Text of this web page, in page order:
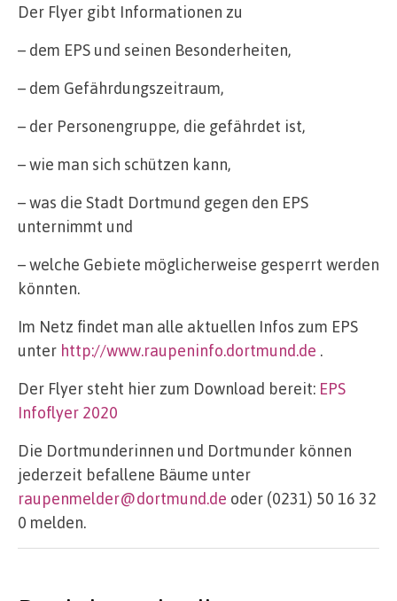
Der Flyer gibt Informationen zu
– dem EPS und seinen Besonderheiten,
– dem Gefährdungszeitraum,
– der Personengruppe, die gefährdet ist,
– wie man sich schützen kann,
– was die Stadt Dortmund gegen den EPS
unternimmt und
– welche Gebiete möglicherweise gesperrt werden
könnten.
Im Netz findet man alle aktuellen Infos zum EPS
unter http://www.raupeninfo.dortmund.de .
Der Flyer steht hier zum Download bereit: EPS
Infoflyer 2020
Die Dortmunderinnen und Dortmunder können
jederzeit befallene Bäume unter
raupenmelder@dortmund.de oder (0231) 50 16 32
0 melden.